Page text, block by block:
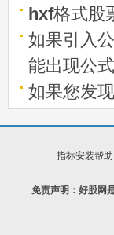
hxf格式股
如果引入
能出现公
如果您发
指标安装帮助
免责声明：好股网